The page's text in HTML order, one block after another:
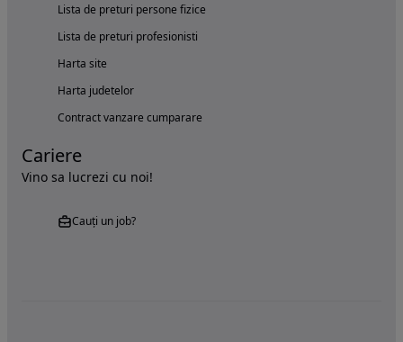
Lista de preturi persone fizice
Lista de preturi profesionisti
Harta site
Harta judetelor
Contract vanzare cumparare
Cariere
Vino sa lucrezi cu noi!
Cauți un job?